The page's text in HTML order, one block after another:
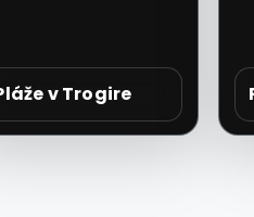
v Trogire